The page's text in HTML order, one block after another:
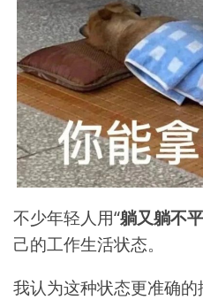
不少年轻人用“躺又躺不
己的工作生活状态。
我认为这种状态更准确的